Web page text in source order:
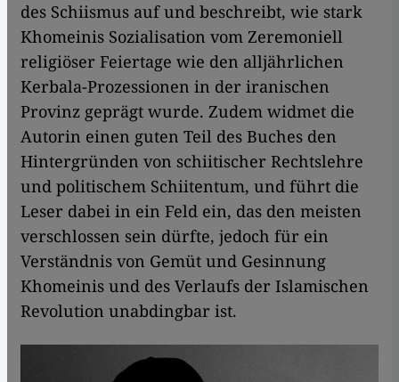
des Schiismus auf und beschreibt, wie stark
Khomeinis Sozialisation vom Zeremoniell
religiöser Feiertage wie den alljährlichen
Kerbala-Prozessionen in der iranischen
Provinz geprägt wurde. Zudem widmet die
Autorin einen guten Teil des Buches den
Hintergründen von schiitischer Rechtslehre
und politischem Schiitentum, und führt die
Leser dabei in ein Feld ein, das den meisten
verschlossen sein dürfte, jedoch für ein
Verständnis von Gemüt und Gesinnung
Khomeinis und des Verlaufs der Islamischen
Revolution unabdingbar ist.